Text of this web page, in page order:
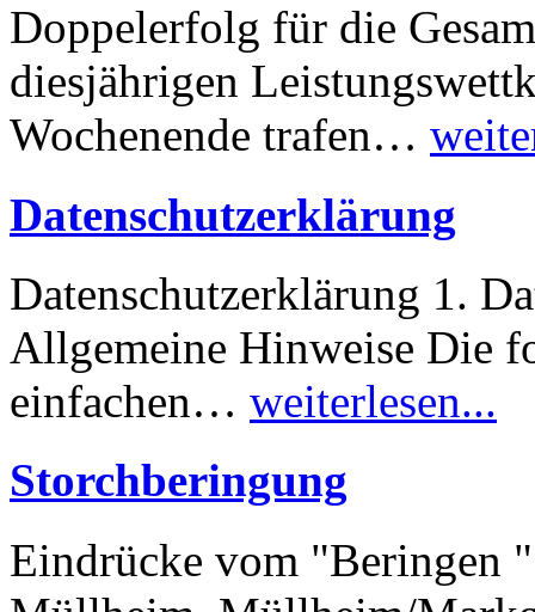
Doppelerfolg für die
diesjährigen
Wochenende trafen…
Datenschutzerklärung
Datenschutzerklärung 1.
Allgemeine Hinweise Die
einfachen… weiterlesen...
Storchberingung
Eindrücke vom "Beringen